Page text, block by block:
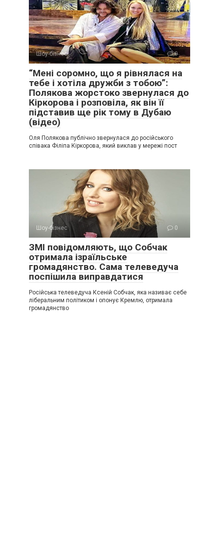
Шоу-бізнес 0
“Мені соромно, що я рівнялася на
тебе і хотіла дружби з тобою”:
Полякова жорстоко звернулася до
Кіркорова і розповіла, як він її
підставив ще рік тому в Дубаю
(відео)
Оля Полякова публічно звернулася до російського
співака Філіпа Кіркорова, який виклав у мережі пост
Шоу-бізнес 0
ЗМІ повідомляють, що Собчак
отримала ізраїльське
громадянство. Сама телеведуча
поспішила виправдатися
Російська телеведуча Ксеній Собчак, яка називає себе
ліберальним політиком і опонує Кремлю, отримала
громадянство